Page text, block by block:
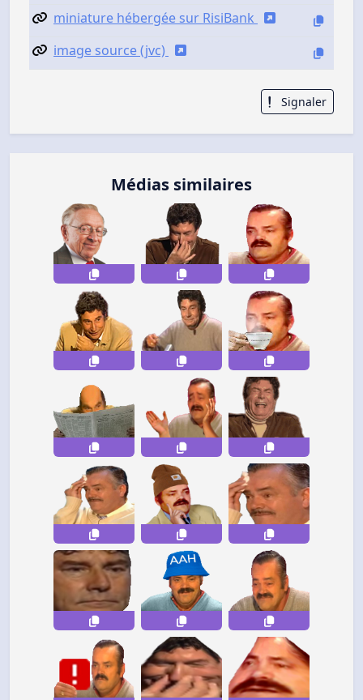
miniature hébergée sur RisiBank
image source (jvc)
Signaler
Médias similaires